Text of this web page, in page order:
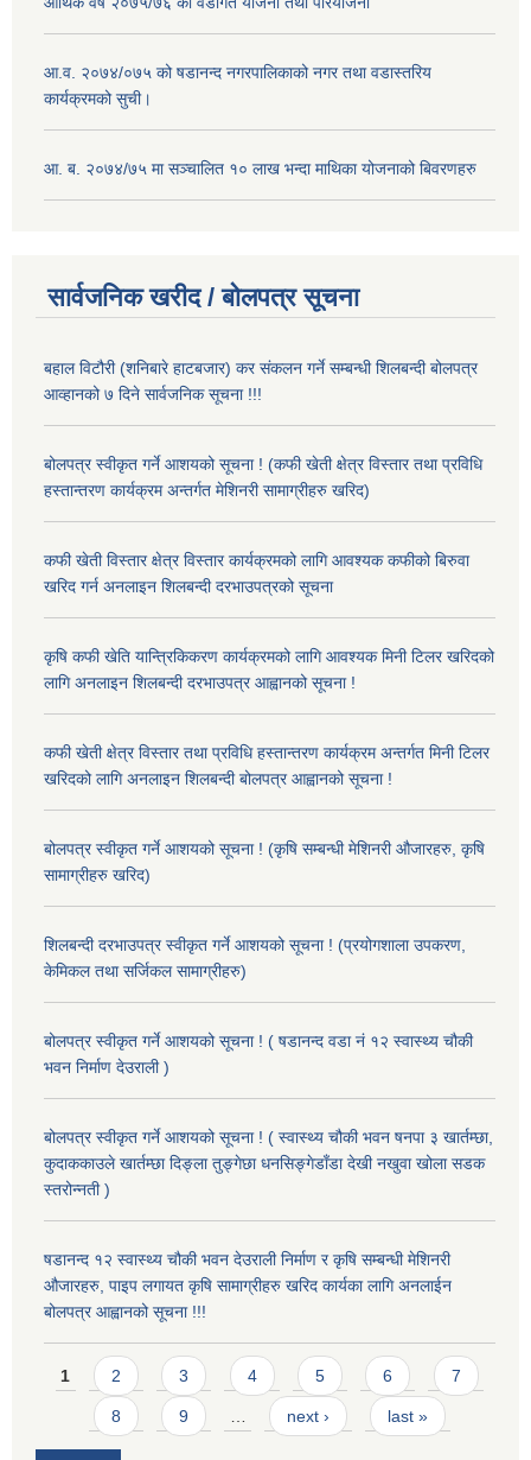
आ.व. २०७४/०७५ को षडानन्द नगरपालिकाको नगर तथा वडास्तरिय
कार्यक्रमको सुची।
आ. ब. २०७४/७५ मा सञ्चालित १० लाख भन्दा माथिका योजनाको बिवरणहरु
सार्वजनिक खरीद / बोलपत्र सूचना
बहाल विटौरी (शनिबारे हाटबजार) कर संकलन गर्ने सम्बन्धी शिलबन्दी बोलपत्र
आव्हानको ७ दिने सार्वजनिक सूचना !!!
बोलपत्र स्वीकृत गर्ने आशयको सूचना ! (कफी खेती क्षेत्र विस्तार तथा प्रविधि
हस्तान्तरण कार्यक्रम अन्तर्गत मेशिनरी सामाग्रीहरु खरिद)
कफी खेती विस्तार क्षेत्र विस्तार कार्यक्रमको लागि आवश्यक कफीको बिरुवा
खरिद गर्न अनलाइन शिलबन्दी दरभाउपत्रको सूचना
कृषि कफी खेति यान्त्रिकिकरण कार्यक्रमको लागि आवश्यक मिनी टिलर खरिदको
लागि अनलाइन शिलबन्दी दरभाउपत्र आह्वानको सूचना !
कफी खेती क्षेत्र विस्तार तथा प्रविधि हस्तान्तरण कार्यक्रम अन्तर्गत मिनी टिलर
खरिदको लागि अनलाइन शिलबन्दी बोलपत्र आह्वानको सूचना !
बोलपत्र स्वीकृत गर्ने आशयको सूचना ! (कृषि सम्बन्धी मेशिनरी औजारहरु, कृषि
सामाग्रीहरु खरिद)
शिलबन्दी दरभाउपत्र स्वीकृत गर्ने आशयको सूचना ! (प्रयोगशाला उपकरण,
केमिकल तथा सर्जिकल सामाग्रीहरु)
बोलपत्र स्वीकृत गर्ने आशयको सूचना ! ( षडानन्द वडा नं १२ स्वास्थ्य चौकी
भवन निर्माण देउराली )
बोलपत्र स्वीकृत गर्ने आशयको सूचना ! ( स्वास्थ्य चौकी भवन षनपा ३ खार्तम्छा,
कुदाककाउले खार्तम्छा दिङ्ला तुङ्गेछा धनसिङ्गेडाँडा देखी नखुवा खोला सडक
स्तरोन्नती )
षडानन्द १२ स्वास्थ्य चौकी भवन देउराली निर्माण र कृषि सम्बन्धी मेशिनरी
औजारहरु, पाइप लगायत कृषि सामाग्रीहरु खरिद कार्यका लागि अनलाईन
बोलपत्र आह्वानको सूचना !!!
Pages
1 2 3 4 5 6 7
8 9 … next › last »